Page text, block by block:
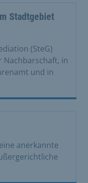
Stadtgebiet
(SteG)
in
und in
anerkannte